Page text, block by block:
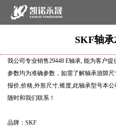
SKF轴承
我公司专业销售29448 E轴承, 能为客户
参数均为准确参数，如需了解轴承游隙
报价,价格,外形尺寸,锥度,此轴承型号本
随时和我们联系！
品牌：SKF